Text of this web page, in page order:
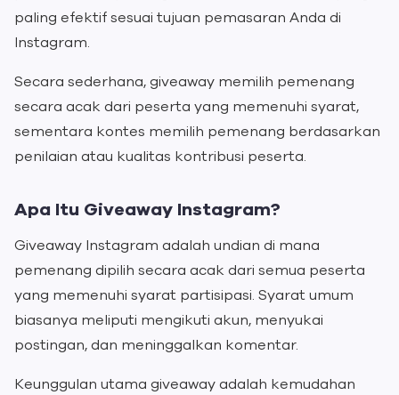
paling efektif sesuai tujuan pemasaran Anda di
Instagram.
Secara sederhana, giveaway memilih pemenang
secara acak dari peserta yang memenuhi syarat,
sementara kontes memilih pemenang berdasarkan
penilaian atau kualitas kontribusi peserta.
Apa Itu Giveaway Instagram?
Giveaway Instagram adalah undian di mana
pemenang dipilih secara acak dari semua peserta
yang memenuhi syarat partisipasi. Syarat umum
biasanya meliputi mengikuti akun, menyukai
postingan, dan meninggalkan komentar.
Keunggulan utama giveaway adalah kemudahan